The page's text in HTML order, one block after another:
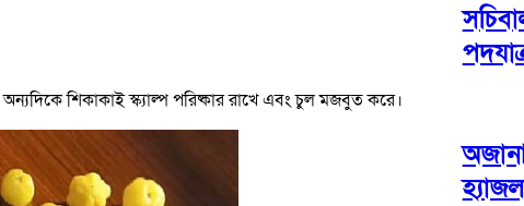
শিকাকাই স্ক্যাল্প পরিষ্কার রাখে এবং চুল মজবুত করে।